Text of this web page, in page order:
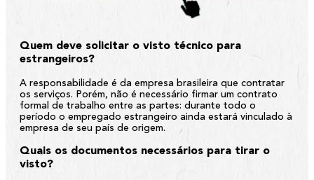
Quem deve solicitar o visto técnico para
estrangeiros?
A responsabilidade é da empresa brasileira que contratar
os serviços. Porém, não é necessário firmar um contrato
formal de trabalho entre as partes: durante todo o
período o empregado estrangeiro ainda estará vinculado à
empresa de seu país de origem.
Quais os documentos necessários para tirar o
visto?